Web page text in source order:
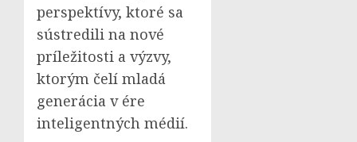
perspektívy, ktoré sa
sústredili na nové
príležitosti a výzvy,
ktorým čelí mladá
generácia v ére
inteligentných médií.